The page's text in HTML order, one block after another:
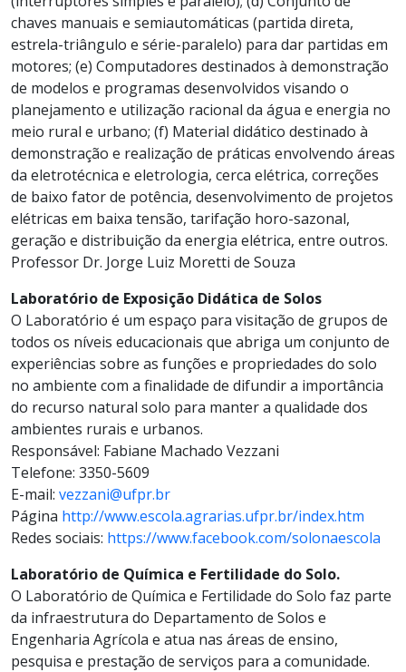
chaves manuais e semiautomáticas (partida direta,
estrela-triângulo e série-paralelo) para dar partidas em
motores; (e) Computadores destinados à demonstração
de modelos e programas desenvolvidos visando o
planejamento e utilização racional da água e energia no
meio rural e urbano; (f) Material didático destinado à
demonstração e realização de práticas envolvendo áreas
da eletrotécnica e eletrologia, cerca elétrica, correções
de baixo fator de potência, desenvolvimento de projetos
elétricas em baixa tensão, tarifação horo-sazonal,
geração e distribuição da energia elétrica, entre outros.
Professor Dr. Jorge Luiz Moretti de Souza
Laboratório de Exposição Didática de Solos
O Laboratório é um espaço para visitação de grupos de
todos os níveis educacionais que abriga um conjunto de
experiências sobre as funções e propriedades do solo
no ambiente com a finalidade de difundir a importância
do recurso natural solo para manter a qualidade dos
ambientes rurais e urbanos.
Responsável: Fabiane Machado Vezzani
Telefone: 3350-5609
E-mail: vezzani@ufpr.br
Página http://www.escola.agrarias.ufpr.br/index.htm
Redes sociais: https://www.facebook.com/solonaescola
Laboratório de Química e Fertilidade do Solo.
O Laboratório de Química e Fertilidade do Solo faz parte
da infraestrutura do Departamento de Solos e
Engenharia Agrícola e atua nas áreas de ensino,
pesquisa e prestação de serviços para a comunidade.